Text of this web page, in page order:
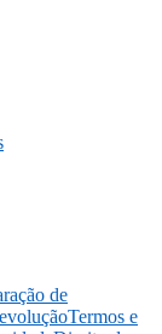
de
Termos e